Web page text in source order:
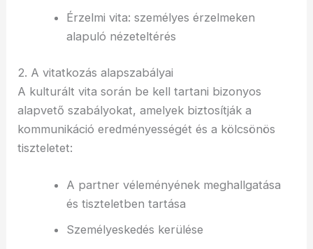
Érzelmi vita: személyes érzelmeken
alapuló nézeteltérés
2. A vitatkozás alapszabályai
A kulturált vita során be kell tartani bizonyos
alapvető szabályokat, amelyek biztosítják a
kommunikáció eredményességét és a kölcsönös
tiszteletet:
A partner véleményének meghallgatása
és tiszteletben tartása
Személyeskedés kerülése